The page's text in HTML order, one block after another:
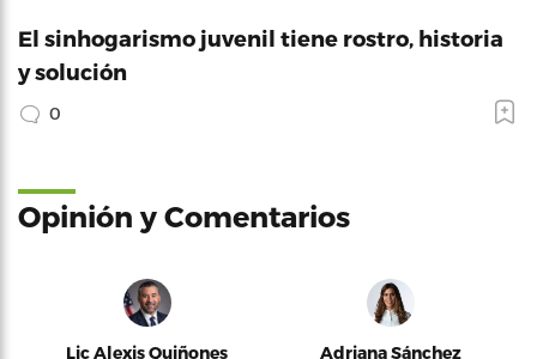
El sinhogarismo juvenil tiene rostro, historia
y solución
0
Opinión y Comentarios
Lic Alexis Quiñones Adriana Sánchez